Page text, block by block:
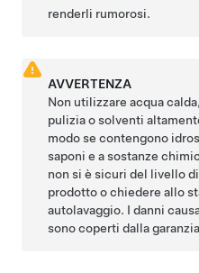
renderli rumorosi.
AVVERTENZA
Non utilizzare acqua
pulizia o solventi
modo se contengono
saponi e a sostanze
non si è sicuri del livello
prodotto o chiedere allo
autolavaggio. I danni
sono coperti dalla